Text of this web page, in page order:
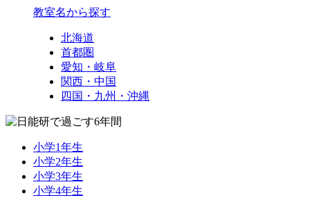
教室名から探す
北海道
首都圏
愛知・岐阜
関西・中国
四国・九州・沖縄
小学1年生
小学2年生
小学3年生
小学4年生